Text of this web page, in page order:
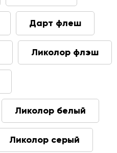
Дарт флеш
Ликолор флэш
Ликолор белый
Ликолор серый